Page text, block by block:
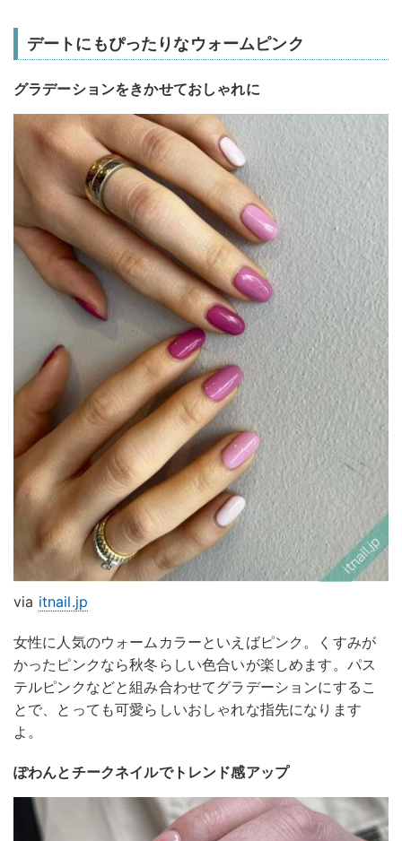
デートにもぴったりなウォームピンク
グラデーションをきかせておしゃれに
via itnail.jp
女性に人気のウォームカラーといえばピンク。くすみが
かったピンクなら秋冬らしい色合いが楽しめます。パス
テルピンクなどと組み合わせてグラデーションにするこ
とで、とっても可愛らしいおしゃれな指先になります
よ。
ぽわんとチークネイルでトレンド感アップ